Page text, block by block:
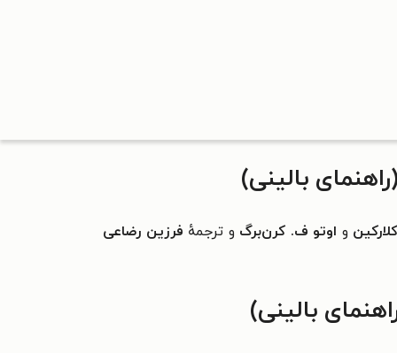
بالینی)
و اوتو ف. کرن‌برگ و ترجمهٔ فرزین رضاعی
بالینی)